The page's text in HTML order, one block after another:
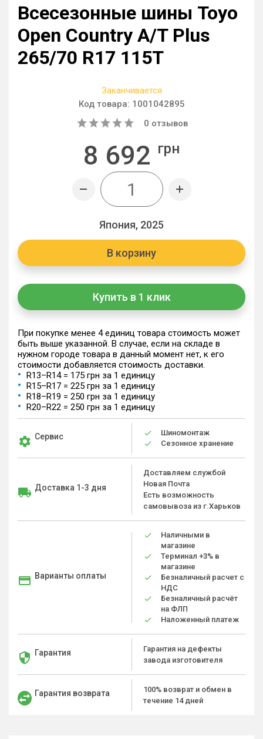
Всесезонные шины Toyo
Open Country A/T Plus
265/70 R17 115T
Заканчивается
Код товара: 1001042895
0 отзывов
8 692 грн
Япония, 2025
В корзину
Купить в 1 клик
При покупке менее 4 единиц товара стоимость может
быть выше указанной. В случае, если на складе в
нужном городе товара в данный момент нет, к его
стоимости добавляется стоимость доставки.
R13–R14 = 175 грн за 1 единицу
R15–R17 = 225 грн за 1 единицу
R18–R19 = 250 грн за 1 единицу
R20–R22 = 250 грн за 1 единицу
Сервис
Шиномонтаж
Сезонное хранение
Доставка 1-3 дня
Доставляем службой
Новая Почта
Есть возможность
самовывоза из г.Харьков
Варианты оплаты
Наличными в
магазине
Терминал +3% в
магазине
Безналичный расчет с
НДС
Безналичный расчёт
на ФЛП
Наложенный платеж
Гарантия
Гарантия на дефекты
завода изготовителя
Гарантия возврата
100% возврат и обмен в
течение 14 дней